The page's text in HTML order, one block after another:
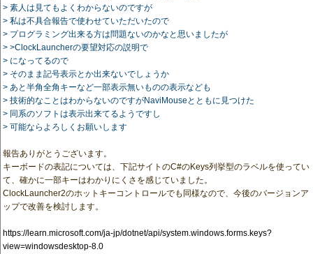
> 素人は見てもよくわからないのですが
> 私は不具合報告で使わせていただいたので
> プログラミング出来る方は問題ないのかなと思いましたが
> >ClockLauncherの要望対応の説明で
> になってるので
> そのまま記号表示とか出来ないでしょうか
> あと半角全角キーなど一部表示無いものの表示なども
> 技術的なことはわからないのですがNaviMouseとともに見つけた
> 同系のソフトは表示出来てるようですし
> 可能ならよろしくお願いします
報告ありがとうございます。
キーボードの表記については、下記サイトのC#のKeys列挙型のラベルを使ってい
て、確かに一部キーはわかりにくさを感じていました。
ClockLauncher2のホットキーコントロールでも同様なので、今後のバージョンア
ップで改善を検討します。
https://learn.microsoft.com/ja-jp/dotnet/api/system.windows.forms.keys?
view=windowsdesktop-8.0